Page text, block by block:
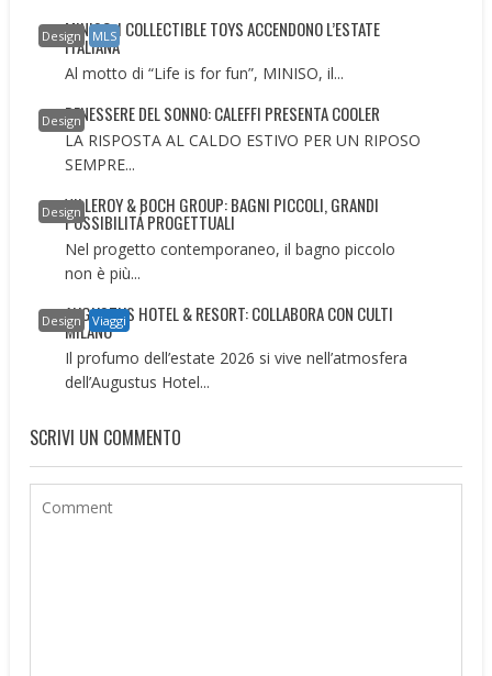
Design MLS
MINISO: I COLLECTIBLE TOYS ACCENDONO L’ESTATE
ITALIANA
Al motto di “Life is for fun”, MINISO, il...
DesignBENESSERE DEL SONNO: CALEFFI PRESENTA COOLER
LA RISPOSTA AL CALDO ESTIVO PER UN RIPOSO
SEMPRE...
DesignVILLEROY & BOCH GROUP: BAGNI PICCOLI, GRANDI
POSSIBILITÁ PROGETTUALI
Nel progetto contemporaneo, il bagno piccolo
non è più...
Design Viaggi
AUGUSTUS HOTEL & RESORT: COLLABORA CON CULTI
MILANO
Il profumo dell’estate 2026 si vive nell’atmosfera
dell’Augustus Hotel...
SCRIVI UN COMMENTO